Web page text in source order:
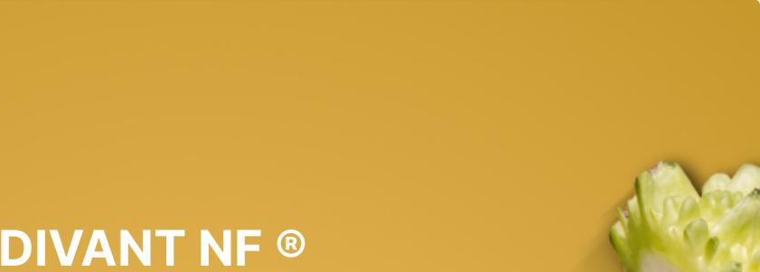
Col. San Miguelito
Irapuato, Gto. MX
DIVANT NF ®